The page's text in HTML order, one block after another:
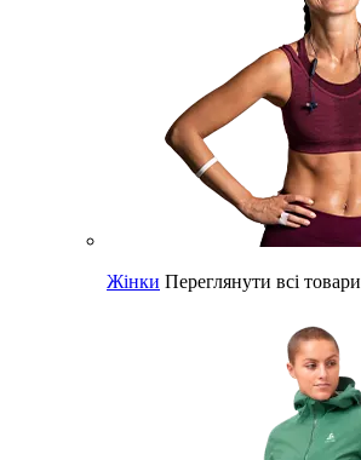
Жінки Переглянути всі товари